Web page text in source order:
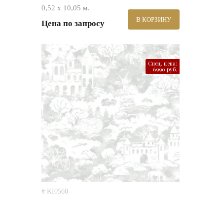
0,52 х 10,05 м.
Цена по запросу В КОРЗИНУ
Спец. цена:
6990 руб.
# KI0560